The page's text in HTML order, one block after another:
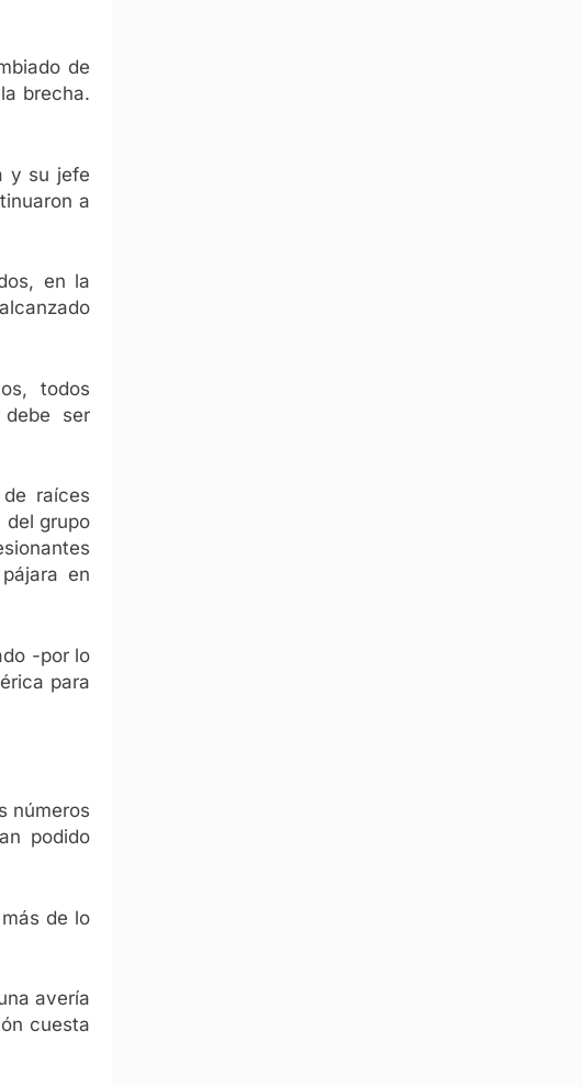
de
brecha.
y su jefe
a
en la
todos
ser
raíces
del grupo
en
-por lo
para
números
podido
de lo
avería
cuesta